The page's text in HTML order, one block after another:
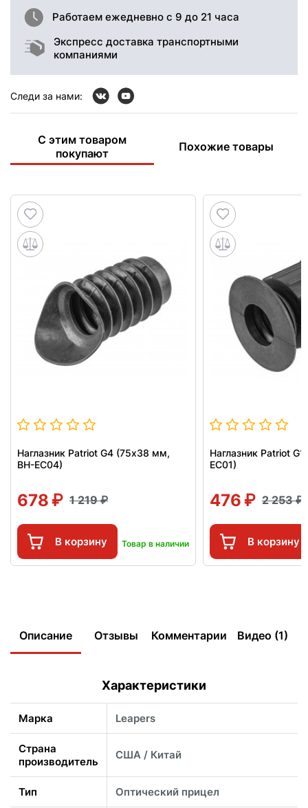
Работаем ежедневно с 9 до 21 часа
Экспресс доставка транспортными
компаниями
Следи за нами:
С этим товаром
покупают
Похожие товары
Наглазник Patriot G4 (75х38 мм,
BH-EC04)
678 1 219
В корзину Товар в наличии
Наглазник Patriot
EC01)
476 2 253
В корзину
Описание Отзывы Комментарии Видео (1)
Характеристики
Марка Leapers
Страна
производитель
США / Китай
Тип Оптический прицел